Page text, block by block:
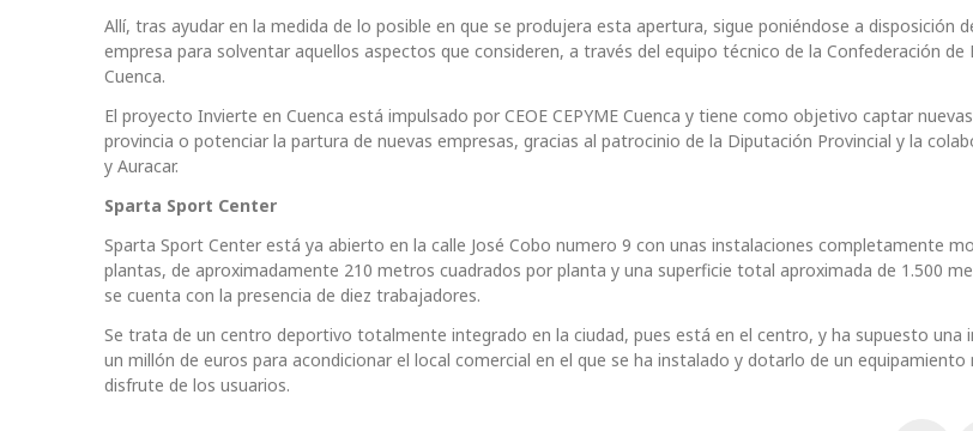
Allí, tras ayudar en la medida de lo posible en que se produjera esta apertura, sigue poniéndose a disposición
empresa para solventar aquellos aspectos que consideren, a través del equipo técnico de la Confederación de
Cuenca.
El proyecto Invierte en Cuenca está impulsado por CEOE CEPYME Cuenca y tiene como objetivo captar
provincia o potenciar la partura de nuevas empresas, gracias al patrocinio de la Diputación Provincial y la
y Auracar.
Sparta Sport Center
Sparta Sport Center está ya abierto en la calle José Cobo numero 9 con unas instalaciones completamente
plantas, de aproximadamente 210 metros cuadrados por planta y una superficie total aproximada de 1.500
se cuenta con la presencia de diez trabajadores.
Se trata de un centro deportivo totalmente integrado en la ciudad, pues está en el centro, y ha supuesto una
un millón de euros para acondicionar el local comercial en el que se ha instalado y dotarlo de un equipamiento
disfrute de los usuarios.